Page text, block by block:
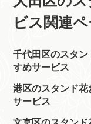
ビス関連
千代田区のスタン
すめサービス
港区のスタンド花
サービス